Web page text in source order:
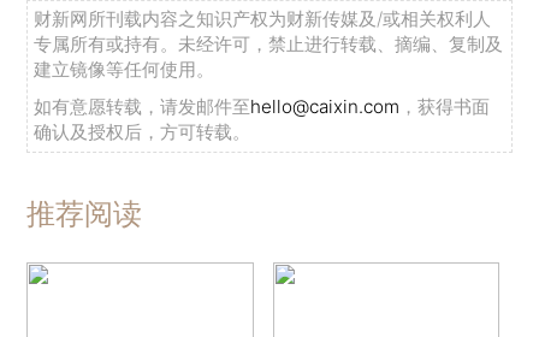
财新网所刊载内容之知识产权为财新传媒及/或相关权利人
专属所有或持有。未经许可，禁止进行转载、摘编、复制及
建立镜像等任何使用。
如有意愿转载，请发邮件至hello@caixin.com ，获得书面
确认及授权后，方可转载。
推荐阅读